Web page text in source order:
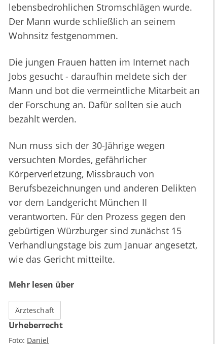
lebensbedrohlichen Stromschlägen wurde.
Der Mann wurde schließlich an seinem
Wohnsitz festgenommen.
Die jungen Frauen hatten im Internet nach
Jobs gesucht - daraufhin meldete sich der
Mann und bot die vermeintliche Mitarbeit an
der Forschung an. Dafür sollten sie auch
bezahlt werden.
Nun muss sich der 30-Jährige wegen
versuchten Mordes, gefährlicher
Körperverletzung, Missbrauch von
Berufsbezeichnungen und anderen Delikten
vor dem Landgericht München II
verantworten. Für den Prozess gegen den
gebürtigen Würzburger sind zunächst 15
Verhandlungstage bis zum Januar angesetzt,
wie das Gericht mitteilte.
Mehr lesen über
Ärzteschaft
Urheberrecht
Foto: Daniel